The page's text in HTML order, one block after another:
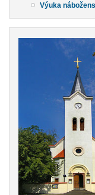
Výuka